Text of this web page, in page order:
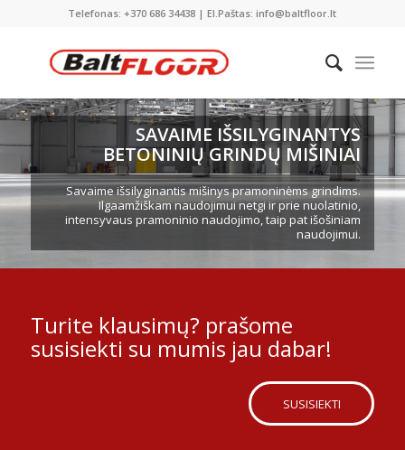
Telefonas: +370 686 34438 | El.Paštas: info@baltfloor.lt
SAVAIME IŠSILYGINANTYS
BETONINIŲ GRINDŲ MIŠINIAI
Savaime išsilyginantis mišinys pramoninėms grindims.
Ilgaamžiškam naudojimui netgi ir prie nuolatinio,
intensyvaus pramoninio naudojimo, taip pat išošiniam
naudojimui.
Turite klausimų? prašome
susisiekti su mumis jau dabar!
SUSISIEKTI